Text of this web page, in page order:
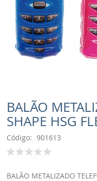
BALÃO
SHAPE HSG
Código
901613
Classificação:
BALÃO METALIZADO